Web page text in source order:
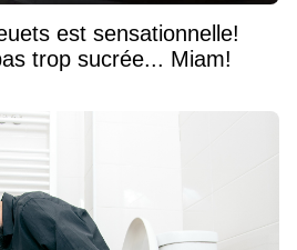
est sensationnelle!
trop sucrée... Miam!